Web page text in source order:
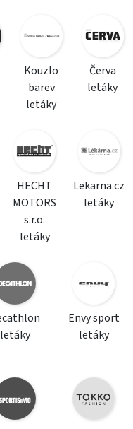
Kouzlo
barev
letáky
Červa
letáky
HECHT
MOTORS
s.r.o.
letáky
Lekarna.cz
letáky
letáky
Envy sport
letáky